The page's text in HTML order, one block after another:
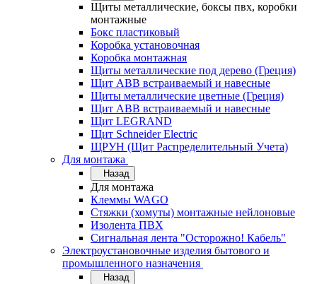
Щиты металлические, боксы пвх, коробки
монтажные
Бокс пластиковый
Коробка установочная
Коробка монтажная
Щиты металлические под дерево (Греция)
Щит ABB встраиваемый и навесные
Щиты металлические цветные (Греция)
Щит ABB встраиваемый и навесные
Щит LEGRAND
Щит Schneider Electric
ЩРУН (Щит Распределительный Учета)
Для монтажа
Назад
Для монтажа
Клеммы WAGO
Стяжки (хомуты) монтажные нейлоновые
Изолента ПВХ
Сигнальная лента "Осторожно! Кабель"
Электроустановочные изделия бытового и
промышленного назначения
Назад